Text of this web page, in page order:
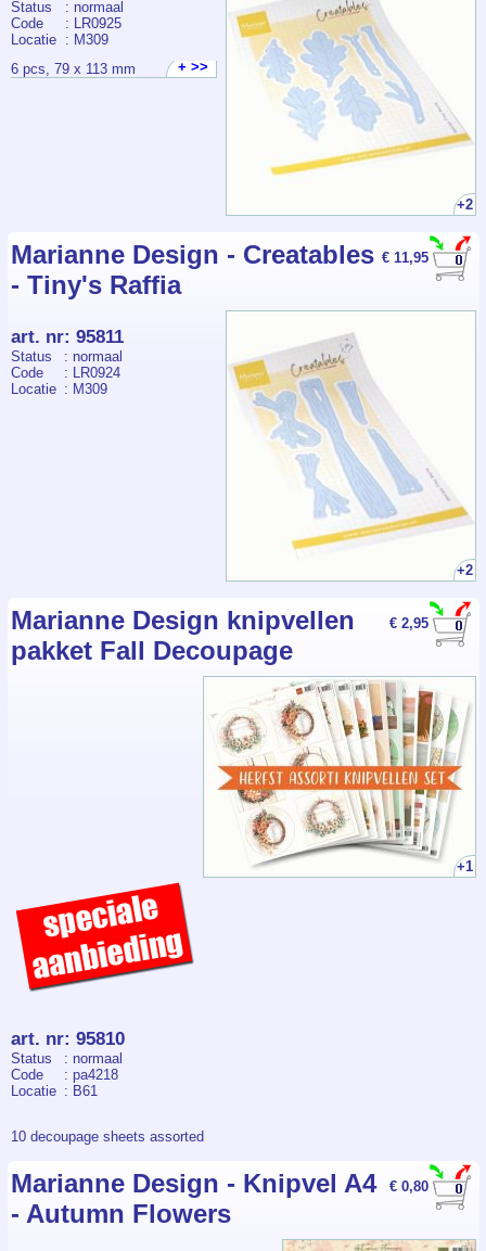
+2
Status
: normaal
Code
: LR0925
Locatie : M309
6 pcs, 79 x 113 mm
+ >>
€ 11,95
Marianne Design - Creatables
- Tiny's Raffia
+2
art. nr: 95811
Status
: normaal
Code
: LR0924
Locatie : M309
€ 2,95
Marianne Design knipvellen
pakket Fall Decoupage
+1
art. nr: 95810
Status
: normaal
Code
: pa4218
Locatie : B61
10 decoupage sheets assorted
€ 0,80
Marianne Design - Knipvel A4
- Autumn Flowers